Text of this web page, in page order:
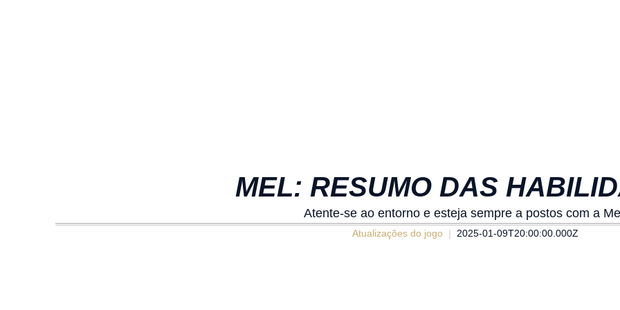
MEL: RESUMO DAS
Atente-se ao entorno e esteja sempre a postos com a
Atualizações do jogo 2025-01-09T20:00:00.000Z